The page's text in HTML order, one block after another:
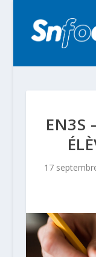
EN3S
17